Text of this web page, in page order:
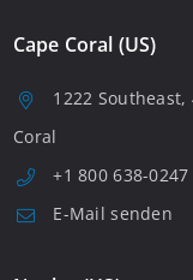
Cape Coral (US)
1222
Coral
+1 800 638-0247
E-Mail senden